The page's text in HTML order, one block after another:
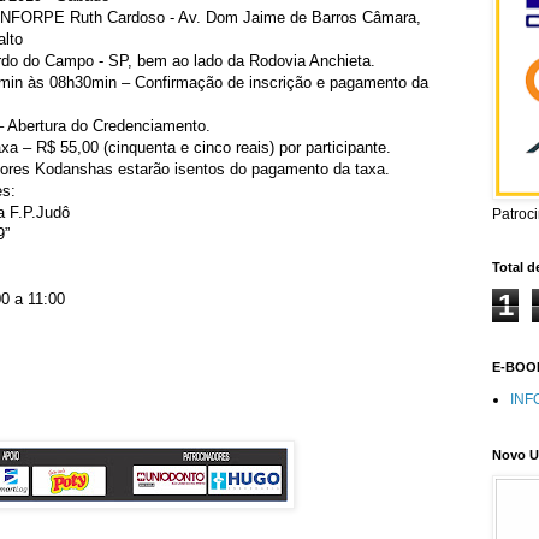
Ruth Cardoso - Av. Dom Jaime de Barros Câmara,
do Campo - SP, bem ao lado da Rodovia Anchieta.
às 08h30min – Confirmação de inscrição e pagamento da
Abertura do Credenciamento.
– R$ 55,00 (cinquenta e cinco reais) por participante.
Kodanshas estarão isentos do pagamento da taxa.
F.P.Judô
a 11:00
Total
1
E-
Novo